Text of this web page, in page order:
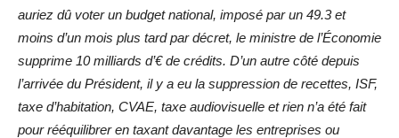
auriez dû voter un budget national, imposé par un 49.3 et
moins d’un mois plus tard par décret, le ministre de l’Économie
supprime 10 milliards d’€ de crédits. D’un autre côté depuis
l’arrivée du Président, il y a eu la suppression de recettes, ISF,
taxe d’habitation, CVAE, taxe audiovisuelle et rien n’a été fait
pour rééquilibrer en taxant davantage les entreprises ou